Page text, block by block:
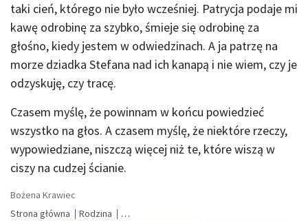
taki cień, którego nie było wcześniej. Patrycja podaje mi
kawę odrobinę za szybko, śmieje się odrobinę za
głośno, kiedy jestem w odwiedzinach. A ja patrzę na
morze dziadka Stefana nad ich kanapą i nie wiem, czy je
odzyskuję, czy tracę.
Czasem myślę, że powinnam w końcu powiedzieć
wszystko na głos. A czasem myślę, że niektóre rzeczy,
wypowiedziane, niszczą więcej niż te, które wiszą w
ciszy na cudzej ścianie.
Bożena Krawiec
Strona główna
Rodzina